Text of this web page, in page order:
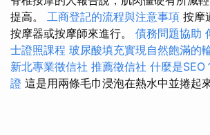
提高。 工商登記的流程與注意事項 按摩
按摩器或按摩師來進行。 債務問題協助
士證照課程 玻尿酸填充實現自然飽滿的
新北專業徵信社 推薦徵信社 什麼是SEO
證 這是用兩條毛巾浸泡在熱水中並捲起